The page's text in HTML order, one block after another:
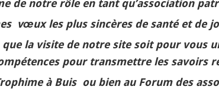
variés (Sorties, moments
de notre rôle en tant qu’association
vœux les plus sincères de santé et de
la visite de notre site soit pour vous
pour transmettre les savoirs